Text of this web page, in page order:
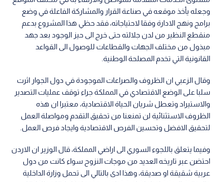
وجعله يأخذ موقعه في صناعة القرار والمشاركة الفاعلة في وضع
برامج ونهج الادارة وفقا لاحتياجاته، فقد حظي هذا المشروع بدعم
منقطع النظير من لدن جلالته حتى خرج الى حيز الوجود بعد جهد
مبذول من مختلف الجهات والقطاعات للوصول الى القواعد
القانونية التي تخدم المصلحة الوطنية.
وقال الزعبي ان الظروف والصراعات الموجودة في دول الجوار اثرت
سلبا على الوضع الاقتصادي في المملكة جراء توقف عمليات التصدير
والاستيراد وتعطل شريان الحياة الاقتصادية، معتبرا ان هذه
الظروف الاستثنائية لن تمنعنا من تحقيق التقدم ومواصلة العمل
لتحقيق الافضل وتحسين الفرص الاقتصادية وايجاد فرص العمل.
وفيما يتعلق باللجوء السوري الى اراضي المملكة، قال الوزير ان الاردن
احتضن عبر تاريخه العديد من موجات النزوح سواء كانت من دول
عربية شقيقة او صديقة، وهذا ادى بالتالي الى تحمل وزارة الداخلية